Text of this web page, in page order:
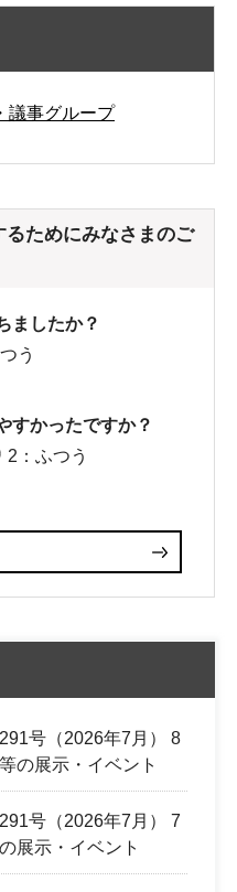
議事グループ
ためにみなさまのご
ましたか？
う
すかったですか？
2：ふつう
号（2026年7月） 8
の展示・イベント
号（2026年7月） 7
展示・イベント